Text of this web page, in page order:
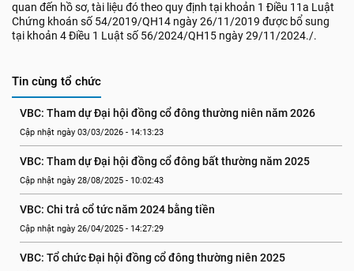
quan đến hồ sơ, tài liệu đó theo quy định tại khoản 1 Điều 11a Luật
Chứng khoán số 54/2019/QH14 ngày 26/11/2019 được bổ sung
tại khoản 4 Điều 1 Luật số 56/2024/QH15 ngày 29/11/2024./.
Tin cùng tổ chức
VBC: Tham dự Đại hội đồng cổ đông thường niên năm 2026
Cập nhật ngày 03/03/2026 - 14:13:23
VBC: Tham dự Đại hội đồng cổ đông bất thường năm 2025
Cập nhật ngày 28/08/2025 - 10:02:43
VBC: Chi trả cổ tức năm 2024 bằng tiền
Cập nhật ngày 26/04/2025 - 14:27:29
VBC: Tổ chức Đại hội đồng cổ đông thường niên 2025